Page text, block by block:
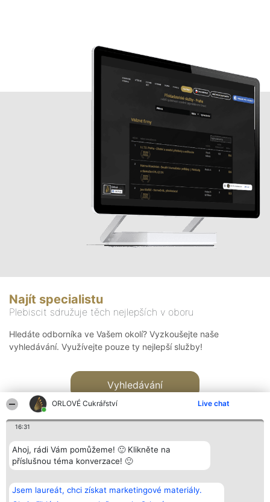
ORLOVÉ Cukrářství Live chat
16:31
Ahoj, rádi Vám pomůžeme! 🙂 Klikněte na
příslušnou téma konverzace! 🙂
Jsem laureát, chci získat marketingové materiály.
Najít specialistu
Plebiscit sdružuje těch nejlepších v oboru
Hledáte odborníka ve Vašem okolí? Vyzkoušejte naše
vyhledávání. Využívejte pouze ty nejlepší služby!
Vyhledávání
Bright Side Solutions sp. z o.
o. sp. k.
ul. Ruska 22
Vítězové
Seznam všech
laureátů
Kontakt